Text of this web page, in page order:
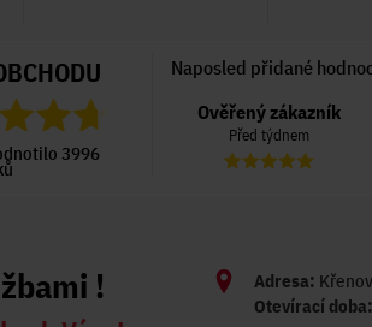
3996
Naposled přidané
Ověřený zákazník
Před 4 dny
Ověřený zákazník
Před týdnem
! Adresa:
Otevírací doba: